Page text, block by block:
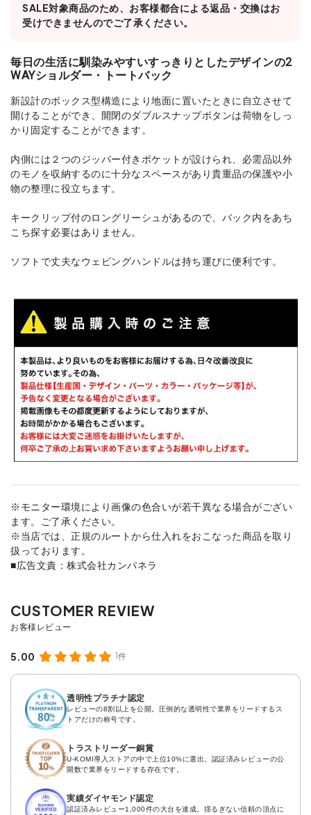
SALE対象商品のため、お客様都合による返品・交換はお
受けできませんのでご了承ください。
毎日の生活に馴染みやすいすっきりとしたデザインの2
WAYショルダー・トートバック
新設計のボックス型構造により地面に置いたときに自立させて
開けることができ、開閉のダブルスナップボタンは荷物をしっ
かり固定することができます。
内側には２つのジッパー付きポケットが設けられ、必需品以外
のモノを収納するのに十分なスペースがあり貴重品の保護や小
物の整理に役立ちます。
キークリップ付のロングリーシュがあるので、バック内をあち
こち探す必要はありません。
ソフトで丈夫なウェビングハンドルは持ち運びに便利です。
※モニター環境により画像の色合いが若干異なる場合がござい
ます。ご了承ください。
※当店では、正規のルートから仕入れをおこなった商品を取り
扱っております。
■広告文責：株式会社カンパネラ
5.00 1件
透明性プラチナ認定
レビューの8割以上を公開。圧倒的な透明性で業界をリードするス
トアだけの称号です。
トラストリーダー銅賞
U-KOMI導入ストアの中で上位10%に選出。認証済みレビューの公
開数で業界をリードする存在です。
実績ダイヤモンド認定
認証済みレビュー1,000件の大台を達成。揺るぎない信頼の頂点に